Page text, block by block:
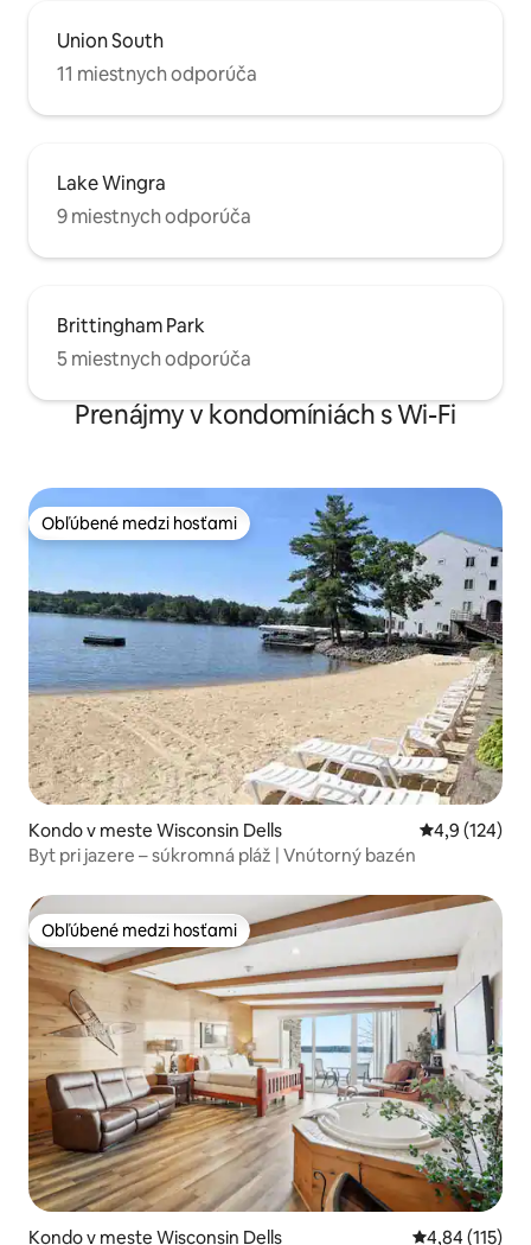
Union South
11 miestnych odporúča
Lake Wingra
9 miestnych odporúča
Brittingham Park
5 miestnych odporúča
Prenájmy v kondomíniách s Wi-Fi
Obľúbené medzi hosťami
Obľúbené medzi hosťami
Kondo v meste Wisconsin Dells Priemerné
4,9 (124)
Byt pri jazere – súkromná pláž | Vnútorný bazén
Obľúbené medzi hosťami
Obľúbené medzi hosťami
Kondo v meste Wisconsin Dells Priemerné
4,84 (115)